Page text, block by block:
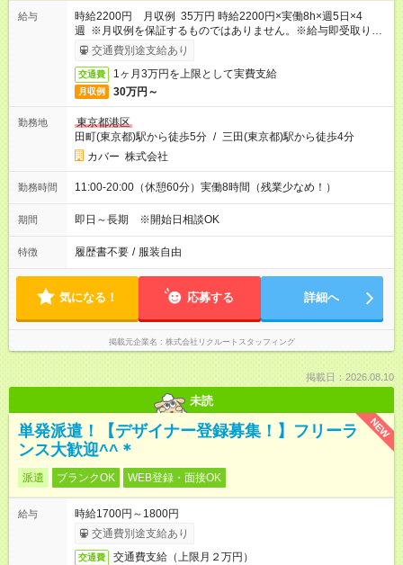
給与
時給2200円 月収例 35万円 時給2200円×実働8h×週5日×4
週 ※月収例を保証するものではありません。※給与即受取りサ
ービス利用可（利用条件有）
交通費別途支給あり
交通費 1ヶ月3万円を上限として実費支給
月収例 30万円～
勤務地
東京都港区
田町(東京都)駅から徒歩5分 / 三田(東京都)駅から徒歩4分
カバー 株式会社
勤務時間 11:00-20:00（休憩60分）実働8時間（残業少なめ！）
期間 即日～長期 ※開始日相談OK
特徴 履歴書不要 / 服装自由
気になる！ 応募する 詳細へ
掲載元企業名 株式会社リクルートスタッフィング
掲載日：2026.08.10
未読
NEW
単発派遣！【デザイナー登録募集！】フリーラ
ンス大歓迎^^＊
派遣 ブランクOK WEB登録・面接OK
給与
時給1700円～1800円
交通費別途支給あり
交通費 交通費支給（上限月２万円）